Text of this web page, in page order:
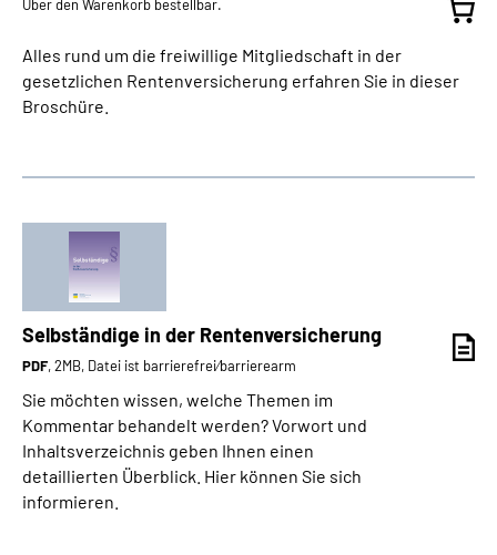
Über den Warenkorb bestellbar.
Alles rund um die freiwillige Mitgliedschaft in der
gesetzlichen Rentenversicherung erfahren Sie in dieser
Broschüre.
Selbständige in der Rentenversicherung
PDF, 2MB, Datei ist barrierefrei⁄barrierearm
Sie möchten wissen, welche Themen im
Kommentar behandelt werden? Vorwort und
Inhaltsverzeichnis geben Ihnen einen
detaillierten Überblick. Hier können Sie sich
informieren.